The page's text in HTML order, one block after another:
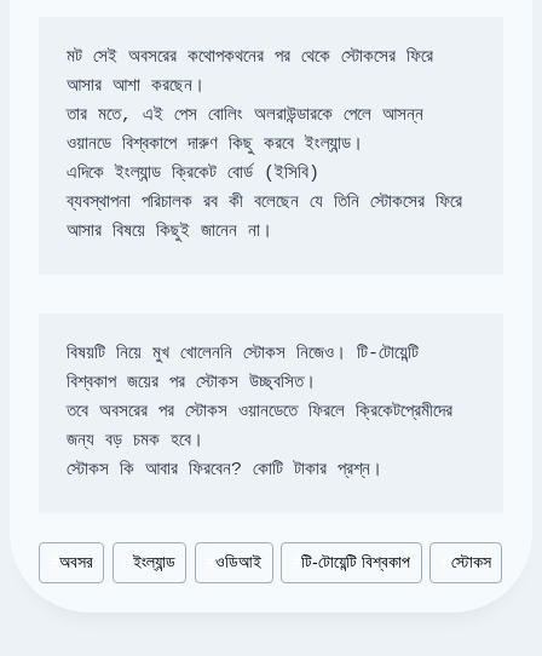
মট সেই অবসরের কথোপকথনের পর থেকে স্টোকসের ফিরে
তার মতে, এই পেস বোলিং অলরাউন্ডারকে পেলে আসন্ন
ব্যবস্থাপনা পরিচালক রব কী বলেছেন যে তিনি স্টোকসের ফিরে
আসার বিষয়ে কিছুই জানেন না।
বিষয়টি নিয়ে মুখ খোলেননি স্টোকস নিজেও। টি-টোয়েন্টি
তবে অবসরের পর স্টোকস ওয়ানডেতে ফিরলে ক্রিকেটপ্রেমীদের
জন্য বড় চমক হবে।
স্টোকস কি আবার ফিরবেন? কোটি টাকার প্রশ্ন।
Post
Tags:
#অবসর #ইংল্যান্ড #ওডিআই #টি-টোয়েন্টি বিশ্বকাপ স্টোকস